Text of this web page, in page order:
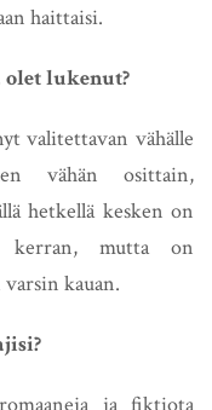
haittaisi.
lukenut?
valitettavan vähälle
vähän osittain,
hetkellä kesken on
kerran, mutta on
kauan.